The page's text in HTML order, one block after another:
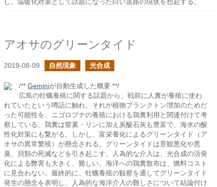
アオサのグリーンタイド
2019-08-09 自然現象 光合成
/** Geminiが自動生成した概要 **/
広島の牡蠣養殖に関する話題から、戦前に人糞が養殖に使わ
れていたという噂話に触れ、それが植物プランクトン増加のためだ
った可能性を、ニゴロブナの養殖における鶏糞利用と関連付けて考
察している。鶏糞は窒素・リンに加え炭酸石灰も豊富で、海水の酸
性化対策にも繋がる。しかし、富栄養化によるグリーンタイド（ア
オサの異常繁殖）が懸念される。グリーンタイドは景観悪化や悪
臭、貝類の死滅などを引き起こす。人為的な介入は、光合成の活発
化による弊害も大きく、難しい。海洋への鶏糞散布は、燃料コスト
に見合わない。最終的に、牡蠣養殖の観察を通してグリーンタイド
発生の懸念を表明し、人為的な海洋介入の難しさについて結論付け